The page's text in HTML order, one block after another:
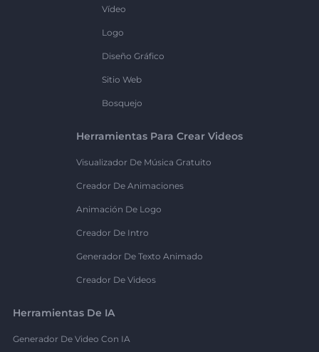
Vídeo
Logo
Diseño Gráfico
Sitio Web
Bosquejo
Herramientas Para Crear Videos
Visualizador De Música Gratuito
Creador De Animaciones
Animación De Logo
Creador De Intro
Generador De Texto Animado
Creador De Videos
Herramientas De IA
Generador De Video Con IA